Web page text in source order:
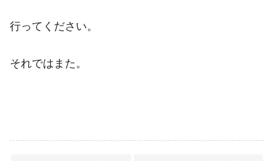
行ってください。
それではまた。